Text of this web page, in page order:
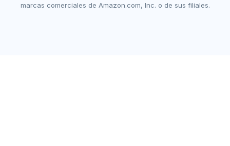
marcas comerciales de Amazon.com, Inc. o de sus filiales.